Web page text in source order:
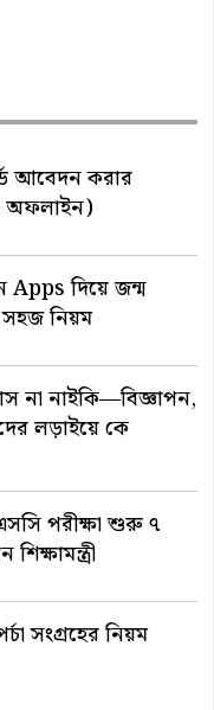
আবেদন করার
অফলাইন)
দিয়ে জন্ম
সহজ নিয়ম
না নাইকি—বিজ্ঞাপন,
লড়াইয়ে কে
পরীক্ষা শুরু ৭
সংগ্রহের নিয়ম